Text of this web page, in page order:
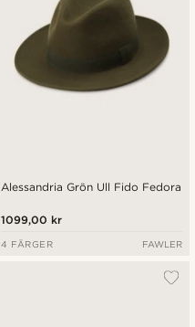
Alessandria Grön Ull Fido Fedora
1099,00 kr
4 FÄRGER FAWLER